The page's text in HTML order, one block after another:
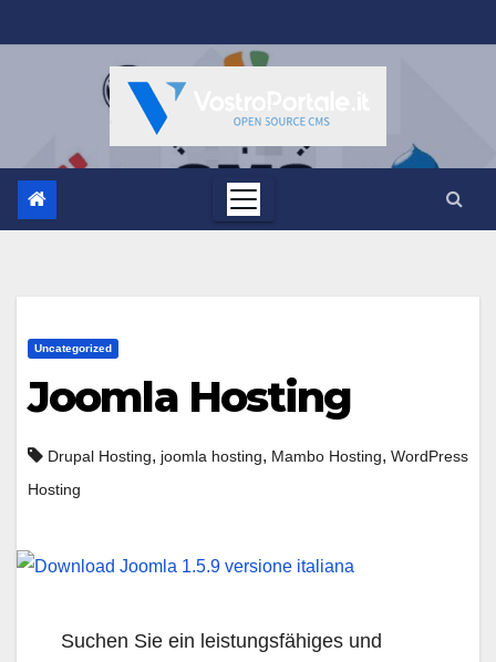
al
Uncategorized
Joomla Hosting
Drupal Hosting, joomla hosting, Mambo Hosting, WordPress
Hosting
Suchen Sie ein leistungsfähiges und